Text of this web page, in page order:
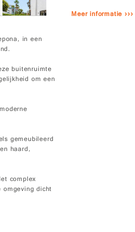
Meer informatie ›››
in een
buitenruimte
om een
gemeubileerd
haard,
complex
omgeving dicht